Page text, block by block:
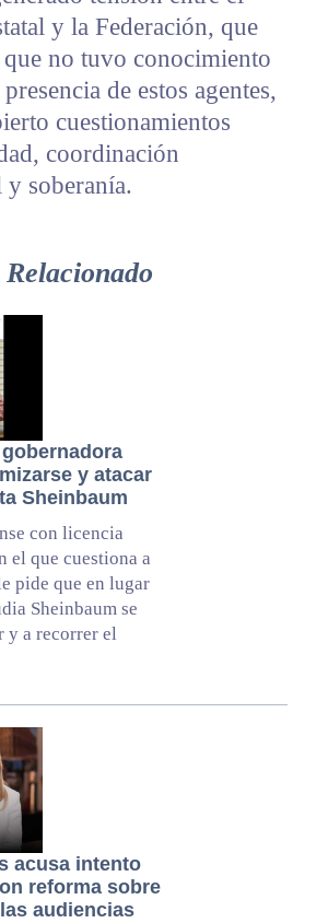
y la Federación, que
que no tuvo conocimiento
de estos agentes,
cuestionamientos
coordinación
soberanía.
y atacar
Sheinbaum
con licencia
el que cuestiona a
pide que en lugar
Sheinbaum se
y a recorrer el
acusa intento
reforma sobre
audiencias